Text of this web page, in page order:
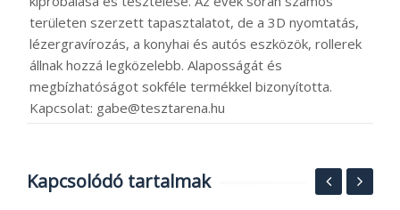
területen szerzett tapasztalatot, de a 3D nyomtatás,
lézergravírozás, a konyhai és autós eszközök, rollerek
állnak hozzá legközelebb. Alaposságát és
megbízhatóságot sokféle termékkel bizonyította.
Kapcsolat: gabe@tesztarena.hu
Kapcsolódó tartalmak